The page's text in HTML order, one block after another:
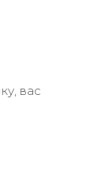
вас